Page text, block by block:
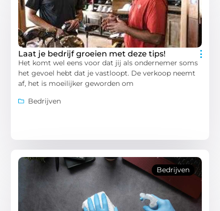
Laat je bedrijf groeien met deze tips!
Het komt wel eens voor dat jij als ondernemer soms
het gevoel hebt dat je vastloopt. De verkoop neemt
af, het is moeilijker geworden om
Bedrijven
Bedrijven